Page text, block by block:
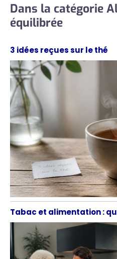
Dans la catégorie
équilibrée
3 idées reçues sur le thé
Tabac et alimentation :